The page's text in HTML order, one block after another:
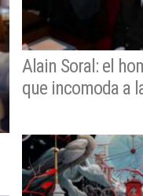
Alain Soral: el
que incomoda a